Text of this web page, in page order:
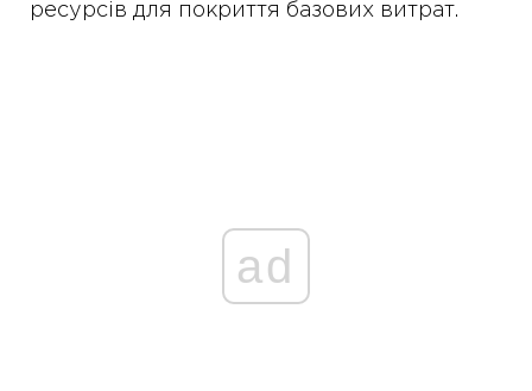
ресурсів для покриття базових витрат.
ad